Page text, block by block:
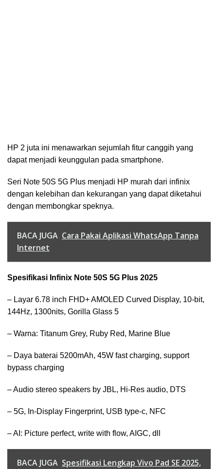
HP 2 juta ini menawarkan sejumlah fitur canggih yang
dapat menjadi keunggulan pada smartphone.
Seri Note 50S 5G Plus menjadi HP murah dari infinix
dengan kelebihan dan kekurangan yang dapat diketahui
dengan membongkar speknya.
BACA JUGA Cara Pakai Aplikasi WhatsApp Tanpa
Internet
Spesifikasi Infinix Note 50S 5G Plus 2025
– Layar 6.78 inch FHD+ AMOLED Curved Display, 10-bit,
144Hz, 1300nits, Gorilla Glass 5
– Warna: Titanum Grey, Ruby Red, Marine Blue
– Daya baterai 5200mAh, 45W fast charging, support
bypass charging
– Audio stereo speakers by JBL, Hi-Res audio, DTS
– 5G, In-Display Fingerprint, USB type-c, NFC
– AI: Picture perfect, write with flow, AIGC, dll
BACA JUGA Spesifikasi Lengkap Vivo Pad SE 2025,